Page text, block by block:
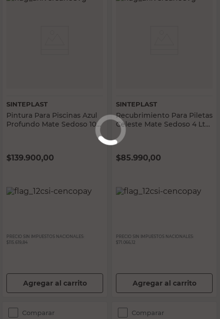
SINTEPLAST
Pintura Para Piscinas Azul
Profundo Mate Sedoso 10
Lts Base Acuosa Sinteplast
$139.900,00
PRECIO SIN IMPUESTOS NACIONALES:
$115.619,84
Agregar al carrito
SINTEPLAST
Recubrimiento Para Piletas
Celeste Mate Sedoso 4 Lts
Fibra De Vidrio Sinteplast
$85.990,00
PRECIO SIN IMPUESTOS NACIONALES:
$71.066,12
Agregar al carrito
Comparar Comparar